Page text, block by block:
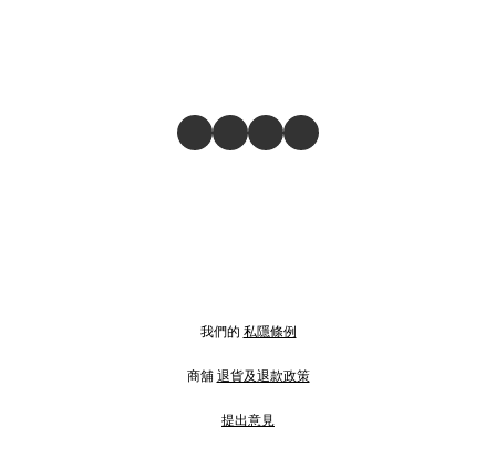
我們的 私隱條例
商舖 退貨及退款政策
提出意見